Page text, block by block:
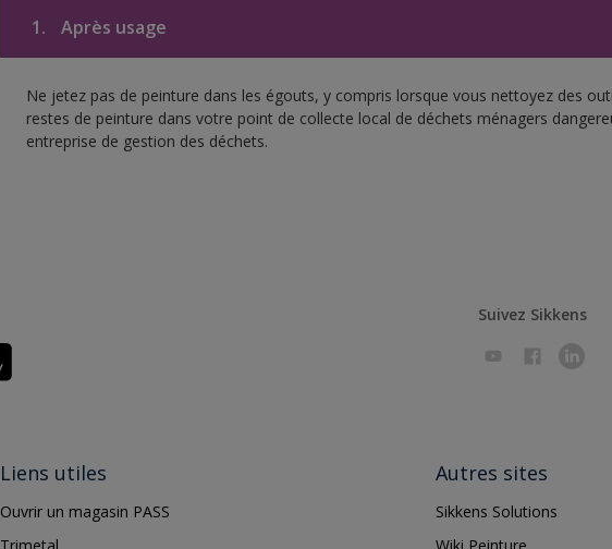
1. Après usage
Ne jetez pas de peinture dans les égouts, y compris lorsque vous nettoyez des
restes de peinture dans votre point de collecte local de déchets ménagers
entreprise de gestion des déchets.
Suivez Sikkens
Liens utiles
Ouvrir un magasin PASS
Autres sites
Sikkens Solutions